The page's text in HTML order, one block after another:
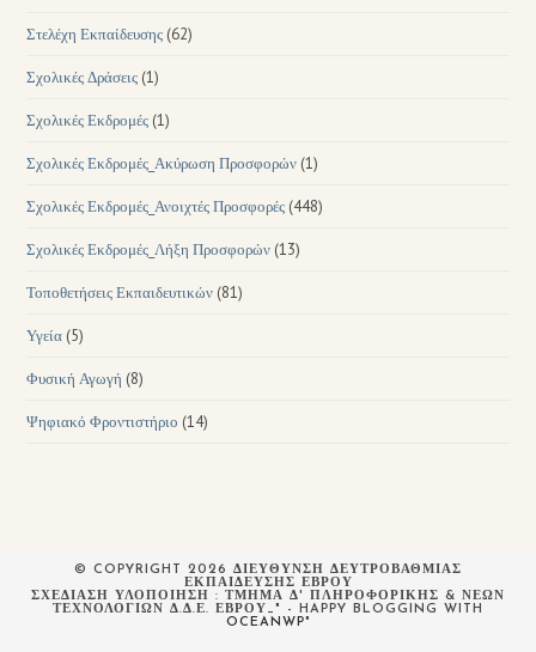
Στελέχη Εκπαίδευσης (62)
Σχολικές Δράσεις (1)
Σχολικές Εκδρομές (1)
Σχολικές Εκδρομές_Ακύρωση Προσφορών (1)
Σχολικές Εκδρομές_Ανοιχτές Προσφορές (448)
Σχολικές Εκδρομές_Λήξη Προσφορών (13)
Τοποθετήσεις Εκπαιδευτικών (81)
Υγεία (5)
Φυσική Αγωγή (8)
Ψηφιακό Φροντιστήριο (14)
© COPYRIGHT 2026 ΔΙΕΥΘΥΝΣΗ ΔΕΥΤΡΟΒΑΘΜΙΑΣ
ΕΚΠΑΙΔΕΥΣΗΣ ΕΒΡΟΥ
ΣΧΕΔΙΆΣΗ ΥΛΟΠΟΊΗΣΗ : ΤΜΉΜΑ Δ' ΠΛΗΡΟΦΟΡΙΚΉΣ & ΝΈΩΝ
ΤΕΧΝΟΛΟΓΙΏΝ Δ.Δ.Ε. ΈΒΡΟΥ_" - HAPPY BLOGGING WITH
OCEANWP"